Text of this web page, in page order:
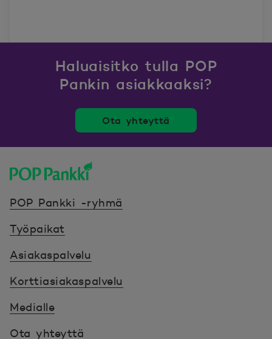
Haluaisitko tulla POP
Pankin asiakkaaksi?
Ota yhteyttä
POP Pankki -ryhmä
Työpaikat
Asiakaspalvelu
Korttiasiakaspalvelu
Medialle
Ota yhteyttä